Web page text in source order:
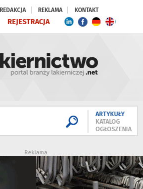
REDAKCJA REKLAMA KONTAKT
REJESTRACJA
ARTYKUŁY
KATALOG
OGŁOSZENIA
Reklama